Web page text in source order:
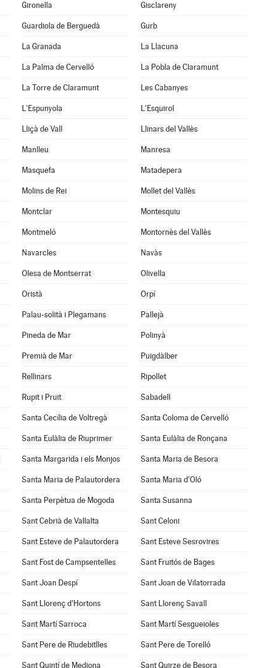
Gironella Gisclareny
Guardiola de Berguedà Gurb
La Granada La Llacuna
La Palma de Cervelló La Pobla de Claramunt
La Torre de Claramunt Les Cabanyes
L'Espunyola L'Esquirol
Lliçà de Vall Llinars del Vallès
Manlleu Manresa
Masquefa Matadepera
Molins de Rei Mollet del Vallès
Montclar Montesquiu
Montmeló Montornès del Vallès
Navarcles Navàs
Olesa de Montserrat Olivella
Oristà Orpí
Palau-solità i Plegamans Pallejà
Pineda de Mar Polinyà
Premià de Mar Puigdàlber
Rellinars Ripollet
Rupit i Pruit Sabadell
Santa Cecília de Voltregà Santa Coloma de Cervelló
Santa Eulàlia de Riuprimer Santa Eulàlia de Ronçana
Santa Margarida i els Monjos Santa Maria de Besora
Santa Maria de Palautordera Santa Maria d'Oló
Santa Perpètua de Mogoda Santa Susanna
Sant Cebrià de Vallalta Sant Celoni
Sant Esteve de Palautordera Sant Esteve Sesrovires
Sant Fost de Campsentelles Sant Fruitós de Bages
Sant Joan Despí Sant Joan de Vilatorrada
Sant Llorenç d'Hortons Sant Llorenç Savall
Sant Martí Sarroca Sant Martí Sesgueioles
Sant Pere de Riudebitlles Sant Pere de Torelló
Sant Quintí de Mediona Sant Quirze de Besora